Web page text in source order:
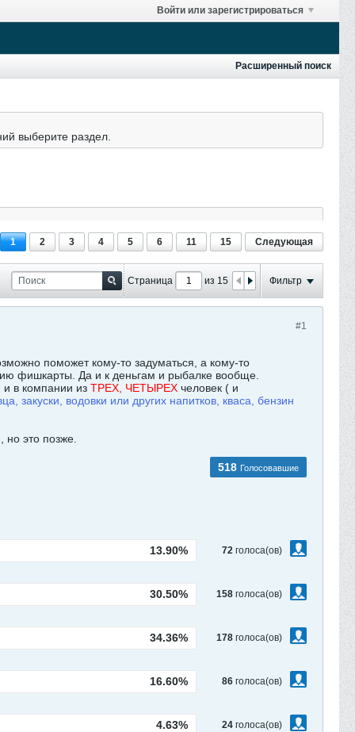
Войти или зарегистрироваться
Расширенный поиск
выберите раздел.
1 2 3 4 5 6 11 15 Следующая
Страница из 15 Фильтр
#1
поможет кому-то задуматься, а кому-то
фишкарты. Да и к деньгам и рыбалке вообще.
и в компании из ТРЕХ, ЧЕТЫРЕХ человек ( и
закуски, водовки или других напитков, кваса, бензин
это позже.
518 Голосовавшие
13.90% 72 голоса(ов)
30.50% 158 голоса(ов)
34.36% 178 голоса(ов)
16.60% 86 голоса(ов)
4.63% 24 голоса(ов)